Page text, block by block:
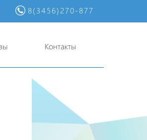
8(3456)270-877
Контакты